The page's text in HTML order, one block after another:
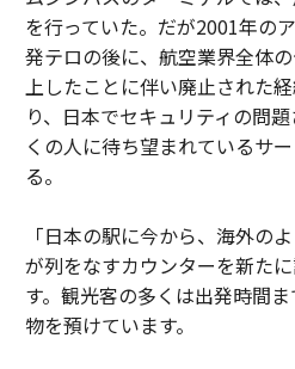
を行っていた。だが2001年の
発テロの後に、航空業界全体
上したことに伴い廃止された
り、日本でセキュリティの問
くの人に待ち望まれているサ
る。
「日本の駅に今から、海外の
が列をなすカウンターを新た
す。観光客の多くは出発時間
物を預けています。